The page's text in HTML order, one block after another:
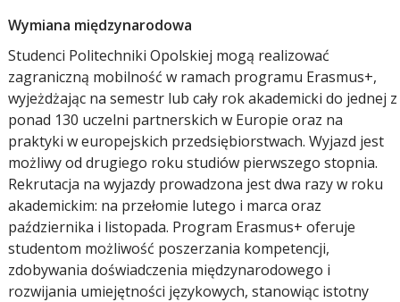
Wymiana międzynarodowa
Studenci Politechniki Opolskiej mogą realizować
zagraniczną mobilność w ramach programu Erasmus+,
wyjeżdżając na semestr lub cały rok akademicki do jednej z
ponad 130 uczelni partnerskich w Europie oraz na
praktyki w europejskich przedsiębiorstwach. Wyjazd jest
możliwy od drugiego roku studiów pierwszego stopnia.
Rekrutacja na wyjazdy prowadzona jest dwa razy w roku
akademickim: na przełomie lutego i marca oraz
października i listopada. Program Erasmus+ oferuje
studentom możliwość poszerzania kompetencji,
zdobywania doświadczenia międzynarodowego i
rozwijania umiejętności językowych, stanowiąc istotny